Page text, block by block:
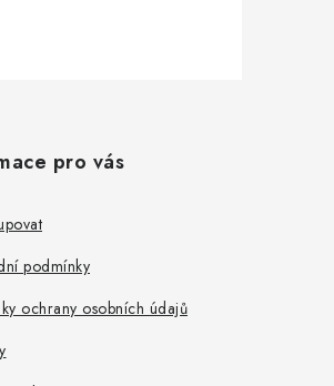
pro vás
podmínky
ochrany osobních údajů